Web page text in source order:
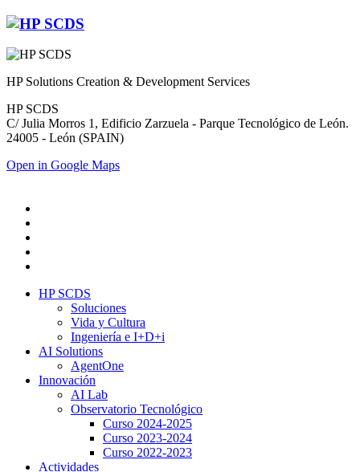
HP Solutions Creation & Development Services
HP SCDS
C/ Julia Morros 1, Edificio Zarzuela - Parque Tecnológico de León.
24005 - León (SPAIN)
Open in Google Maps
HP SCDS
Soluciones
Vida y Cultura
Ingeniería e I+D+i
AI Solutions
AgentOne
Innovación
AI Lab
Observatorio Tecnológico
Curso 2024-2025
Curso 2023-2024
Curso 2022-2023
Actividades